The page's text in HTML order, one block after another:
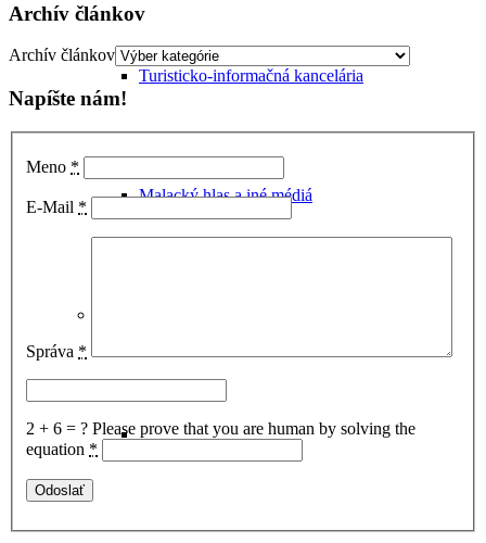
Turisticko-informačná kancelária
Malacký hlas a iné médiá
Archív článkov
Archív článkov
Napíšte nám!
Meno *
E-Mail *
Správa *
2 + 6 = ? Please prove that you are human by solving the
equation *